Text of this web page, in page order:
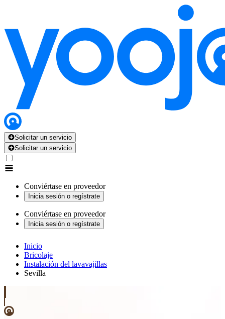
Solicitar un servicio
Solicitar un servicio
Conviértase en proveedor
Inicia sesión o regístrate
Conviértase en proveedor
Inicia sesión o regístrate
Inicio
Bricolaje
Instalación del lavavajillas
Sevilla